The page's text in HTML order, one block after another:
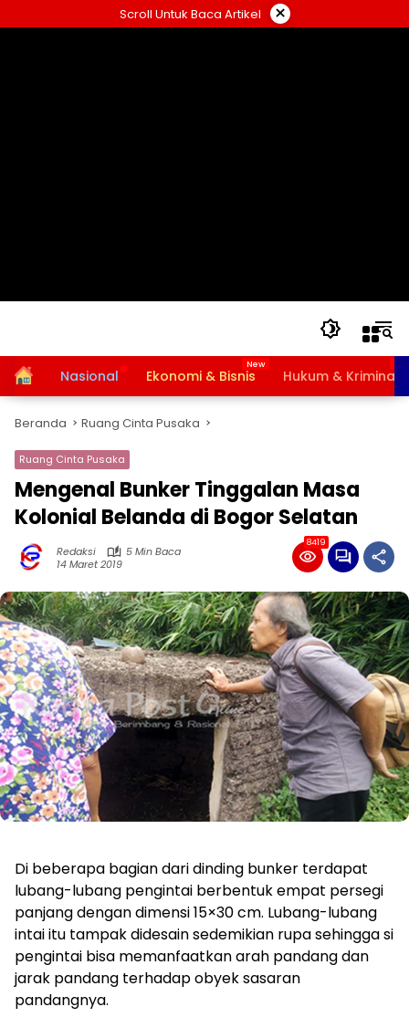
ke
Scroll Untuk Baca Artikel ×
HomeNasional Ekonomi & Bisnis Hukum & Kriminal
Beranda Ruang Cinta Pusaka
Ruang Cinta Pusaka
Mengenal Bunker Tinggalan Masa
Kolonial Belanda di Bogor Selatan
Redaksi
5 Min Baca
14 Maret 2019
8419
Di beberapa bagian dari dinding bunker terdapat
lubang-lubang pengintai berbentuk empat persegi
panjang dengan dimensi 15×30 cm. Lubang-lubang
intai itu tampak didesain sedemikian rupa sehingga si
pengintai bisa memanfaatkan arah pandang dan
jarak pandang terhadap obyek sasaran
pandangnya.